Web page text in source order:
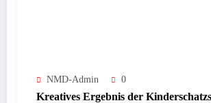
NMD-Admin 0
Kreatives Ergebnis der